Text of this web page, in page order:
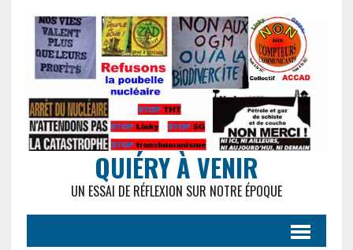
QUIÉRY À VENIR
UN ESSAI DE RÉFLEXION SUR NOTRE ÉPOQUE